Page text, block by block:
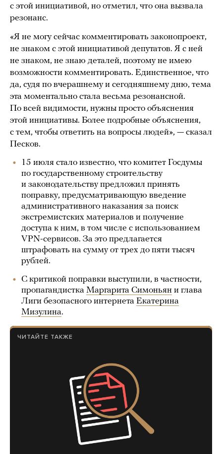
с этой инициативой, но отметил, что она вызвала
резонанс.
«Я не могу сейчас комментировать законопроект,
не знаком с этой инициативой депутатов. Я с ней
не знаком, не знаю деталей, поэтому не имею
возможности комментировать. Единственное, что
да, судя по вчерашнему и сегодняшнему дню, тема
эта моментально стала весьма резонансной.
По всей видимости, нужны просто объяснения
этой инициативы. Более подробные объяснения,
с тем, чтобы ответить на вопросы людей», — сказал
Песков.
15 июля стало известно, что комитет Госдумы
по государственному строительству
и законодательству предложил принять
поправку, предусматривающую введение
административного наказания за поиск
экстремистских материалов и получение
доступа к ним, в том числе с использованием
VPN-сервисов. За это предлагается
штрафовать на сумму от трех до пяти тысяч
рублей.
С критикой поправки выступили, в частности,
пропагандистка Маргарита Симоньян и глава
Лиги безопасного интернета Екатерина
Мизулина.
ЧИТАЙТЕ ТАКЖЕ